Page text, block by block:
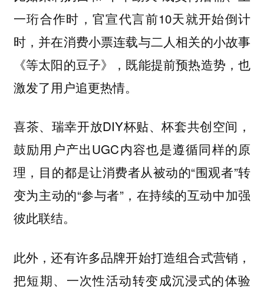
一珩合作时，官宣代言前10天就开始倒计
时，并在消费小票连载与二人相关的小故事
《等太阳的豆子》，既能提前预热造势，也
激发了用户追更热情。
喜茶、瑞幸开放DIY杯贴、杯套共创空间，
鼓励用户产出UGC内容也是遵循同样的原
理，目的都是让消费者从被动的“围观者”转
变为主动的“参与者”，在持续的互动中加强
彼此联结。
此外，还有许多品牌开始打造组合式营销，
把短期、一次性活动转变成沉浸式的体验